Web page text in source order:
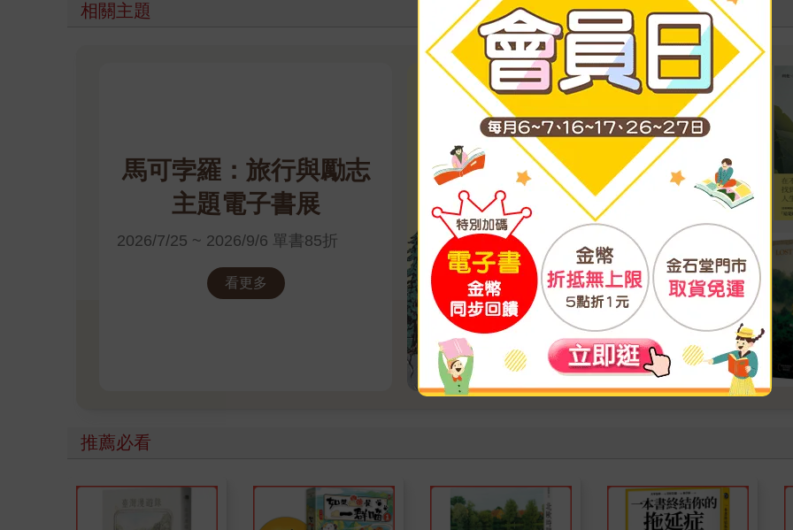
相關主題
馬可孛羅：旅行與勵志
主題電子書展
2026/7/25 ~ 2026/9/6 單書85折
看更多
推薦必看